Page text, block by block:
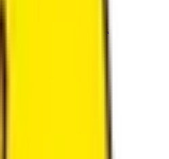
群馬県